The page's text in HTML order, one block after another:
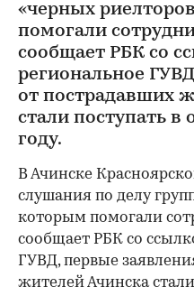
«черных
помогали
сообщает РБК со
региональное
от пострадавших
стали поступать в
году.
В Ачинске
слушания по делу
которым помогали
сообщает РБК со
ГУВД, первые
жителей Ачинска